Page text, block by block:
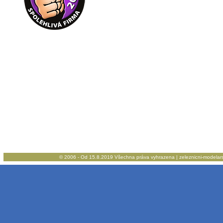
© 2006 - Od 15.8.2019 Všechna práva vyhrazena | zeleznicni-